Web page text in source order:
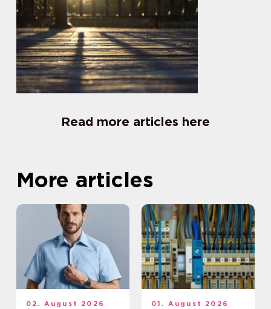
Read more articles here
More articles
02. August 2026 01. August 2026